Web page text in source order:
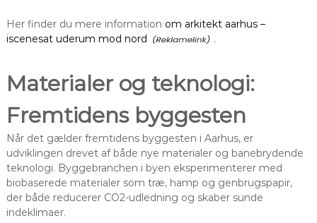
Her finder du mere information om arkitekt aarhus –
iscenesat uderum mod nord
.
Materialer og teknologi:
Fremtidens byggesten
Når det gælder fremtidens byggesten i Aarhus, er
udviklingen drevet af både nye materialer og banebrydende
teknologi. Byggebranchen i byen eksperimenterer med
biobaserede materialer som træ, hamp og genbrugspapir,
der både reducerer CO2-udledning og skaber sunde
indeklimaer.